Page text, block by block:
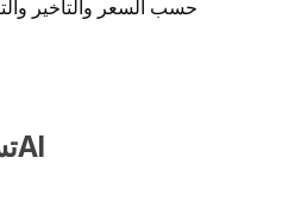
تسجيلات المنتجات الAI